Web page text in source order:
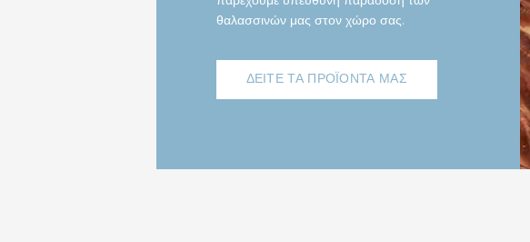
θαλασσινών μας στον χώρο σας.
ΔΕΙΤΕ ΤΑ ΠΡΟΪΟΝΤΑ ΜΑΣ